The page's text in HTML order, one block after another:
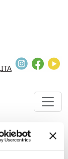
ITA
Instagram